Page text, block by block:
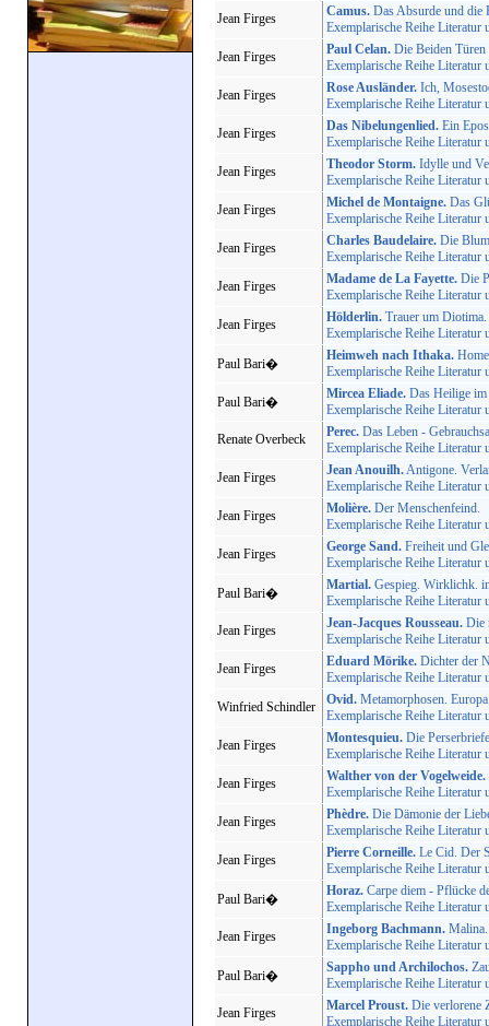
Jean Firges
Camus. Das Absurde und die
Exemplarische Reihe Literatur
Jean Firges
Paul Celan. Die Beiden Türen
Exemplarische Reihe Literatur
Jean Firges
Rose Ausländer. Ich,
Exemplarische Reihe Literatur
Jean Firges
Das Nibelungenlied. Ein
Exemplarische Reihe Literatur
Jean Firges
Theodor Storm. Idylle und
Exemplarische Reihe Literatur
Jean Firges
Michel de Montaigne. Das
Exemplarische Reihe Literatur
Jean Firges
Charles Baudelaire. Die
Exemplarische Reihe Literatur
Jean Firges
Madame de La Fayette. Die
Exemplarische Reihe Literatur
Jean Firges
Hölderlin. Trauer um Diotima.
Exemplarische Reihe Literatur
Paul Bari�
Heimweh nach Ithaka.
Exemplarische Reihe Literatur
Paul Bari�
Mircea Eliade. Das Heilige im
Exemplarische Reihe Literatur
Renate Overbeck
Perec. Das Leben -
Exemplarische Reihe Literatur
Jean Firges
Jean Anouilh.Antigone.
Exemplarische Reihe Literatur
Jean Firges
Molière. Der Menschenfeind.
Exemplarische Reihe Literatur
Jean Firges
George Sand. Freiheit und
Exemplarische Reihe Literatur
Paul Bari�
Martial. Gespieg. Wirklichk.
Exemplarische Reihe Literatur
Jean Firges
Jean-Jacques Rousseau. Die
Exemplarische Reihe Literatur
Jean Firges
Eduard Mörike. Dichter der
Exemplarische Reihe Literatur
Winfried Schindler
Ovid. Metamorphosen.
Exemplarische Reihe Literatur
Jean Firges
Montesquieu. Die
Exemplarische Reihe Literatur
Jean Firges
Walther von der Vogelweide.
Exemplarische Reihe Literatur
Jean Firges
Phèdre. Die Dämonie der
Exemplarische Reihe Literatur
Jean Firges
Pierre Corneille. Le Cid. Der
Exemplarische Reihe Literatur
Paul Bari�
Horaz. Carpe diem - Pflücke
Exemplarische Reihe Literatur
Jean Firges
Ingeborg Bachmann.
Exemplarische Reihe Literatur
Paul Bari�
Sappho und Archilochos.
Exemplarische Reihe Literatur
Jean Firges
Marcel Proust. Die verlorene
Exemplarische Reihe Literatur